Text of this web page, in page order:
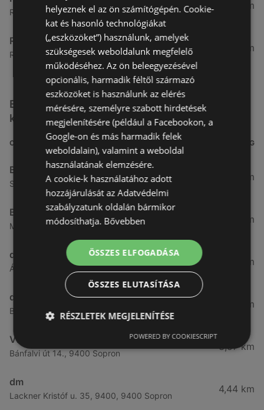
Rákóczi út 2, 9730 Kőszeg
33,93 km
Rossmann
Rákóczi út 23, 9730 Kőszeg
33,94 km
Egyéb Kozmetikumok és Drogéria üzletek a
közelben
CÍM TÁVOLSÁG
Benu Gyógyszertárak
Soproni utca 18., 9423 Ágfalva
0,27 km
Benu Gyógyszertárak
Malompatak U.10, 9400 Sopron
2,55 km
dm
Ágfalvi út 4, 9400, 9400 Sopron
3,26 km
dm
Besenyő u. 23, 9400 Sopron
3,28 km
Vianni
Bánfalvi út 14., 9400 Sopron
3,57 km
dm
Lackner Kristóf u. 35, 9400, 9400 Sopron
4,44 km
helyeznek el az ön számítógépén. Cookie-
kat és hasonló technológiákat
(„eszközöket”) használunk, amelyek
szükségesek weboldalunk megfelelő
működéséhez. Az ön beleegyezésével
opcionális, harmadik féltől származó
eszközöket is használunk az elérés
mérésére, személyre szabott hirdetések
megjelenítésére (például a Facebookon, a
Google-on és más harmadik felek
weboldalain), valamint a weboldal
használatának elemzésére.
A cookie-k használatához adott
hozzájárulását az Adatvédelmi
szabályzatunk oldalán bármikor
módosíthatja. Bővebben
ÖSSZES ELFOGADÁSA
ÖSSZES ELUTASÍTÁSA
RÉSZLETEK MEGJELENÍTÉSE
POWERED BY COOKIESCRIPT